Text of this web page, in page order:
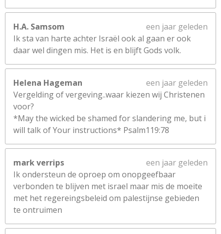
H.A. Samsom
een jaar geleden
Ik sta van harte achter Israël ook al gaan er ook
daar wel dingen mis. Het is en blijft Gods volk.
Helena Hageman
een jaar geleden
Vergelding of vergeving..waar kiezen wij Christenen
voor?
*May the wicked be shamed for slandering me, but i
will talk of Your instructions* Psalm119:78
mark verrips
een jaar geleden
Ik ondersteun de oproep om onopgeefbaar
verbonden te blijven met israel maar mis de moeite
met het regereingsbeleid om palestijnse gebieden
te ontruimen